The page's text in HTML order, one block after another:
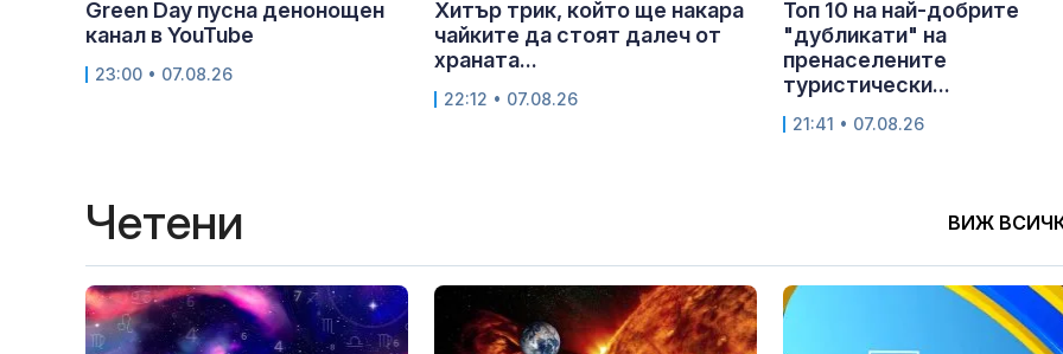
Green Day пусна денонощен
канал в YouTube
23:00 • 07.08.26
Хитър трик, който ще накара
чайките да стоят далеч от
храната...
22:12 • 07.08.26
Топ 10 на най-добрите
"дубликати" на
пренаселените
туристически...
21:41 • 07.08.26
Четени ВИЖ